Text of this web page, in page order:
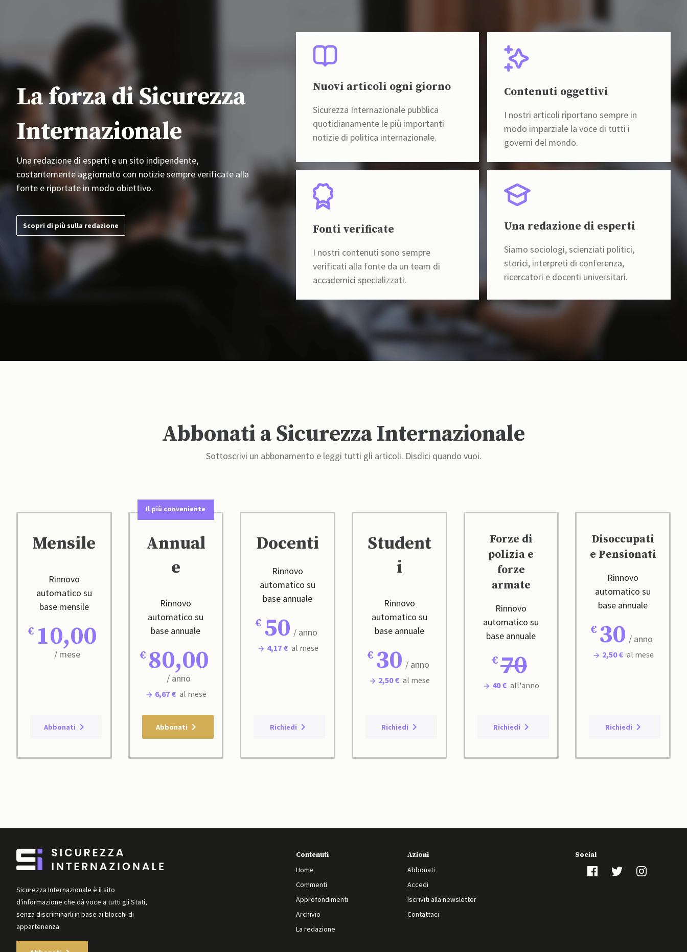
La forza di Sicurezza
Internazionale
Una redazione di esperti e un sito indipendente,
costantemente aggiornato con notizie sempre verificate alla
fonte e riportate in modo obiettivo.
Scopri di più sulla redazione
Nuovi articoli ogni giorno
Sicurezza Internazionale pubblica
quotidianamente le più importanti
notizie di politica internazionale.
Contenuti oggettivi
I nostri articoli riportano sempre in
modo imparziale la voce di tutti i
governi del mondo.
Fonti verificate
I nostri contenuti sono sempre
verificati alla fonte da un team di
accademici specializzati.
Una redazione di esperti
Siamo sociologi, scienziati politici,
storici, interpreti di conferenza,
ricercatori e docenti universitari.
Abbonati a Sicurezza Internazionale
Sottoscrivi un abbonamento e leggi tutti gli articoli. Disdici quando vuoi.
Mensile
Rinnovo
automatico su
base mensile
10,00
/ mese
Abbonati
Il più conveniente
Annual
e
Rinnovo
automatico su
base annuale
80,00
/ anno
6,67 € al mese
Abbonati
Docenti
Rinnovo
automatico su
base annuale
50 / anno
4,17 € al mese
Richiedi
Student
i
Rinnovo
automatico su
base annuale
30 / anno
2,50 € al mese
Richiedi
Forze di
polizia e
forze
armate
Rinnovo
automatico su
base annuale
70
40 € all'anno
Richiedi
Disoccupati
e Pensionati
Rinnovo
automatico su
base annuale
30 / anno
2,50 € al mese
Richiedi
Sicurezza Internazionale è il sito
d'informazione che dà voce a tutti gli Stati,
senza discriminarli in base ai blocchi di
appartenenza.
Contenuti
Home
Commenti
Approfondimenti
Archivio
La redazione
Azioni
Abbonati
Accedi
Iscriviti alla newsletter
Contattaci
Social